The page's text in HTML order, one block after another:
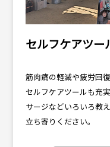
セルフケアツー
筋肉痛の軽減や疲労回
セルフケアツールも充
サージなどいろいろ教
立ち寄りください。